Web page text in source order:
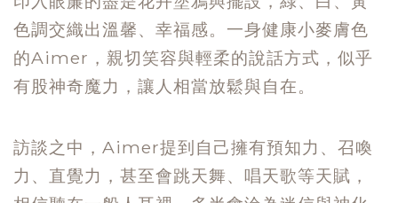
色調交織出溫馨、幸福感。一身健康小麥膚色
的Aimer，親切笑容與輕柔的說話方式，似乎
有股神奇魔力，讓人相當放鬆與自在。
訪談之中，Aimer提到自己擁有預知力、召喚
力、直覺力，甚至會跳天舞、唱天歌等天賦，